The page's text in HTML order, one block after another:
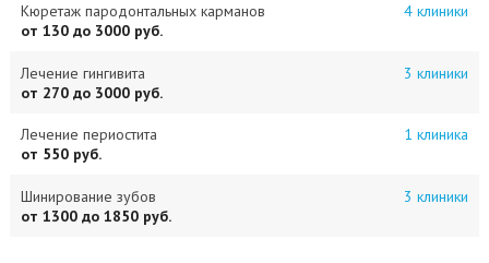
Кюретаж пародонтальных карманов
4 клиники
от 130 до 3000 руб.
Лечение гингивита
3 клиники
от 270 до 3000 руб.
Лечение периостита
1 клиника
от 550 руб.
Шинирование зубов
3 клиники
от 1300 до 1850 руб.